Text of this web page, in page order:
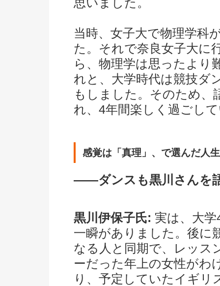
当時、女子大で物理学科
た。それで奈良女子大に
ら、物理学は思ったより
れと、大学時代は競技ダ
もしました。そのため、
れ、4年間楽しく過ごし
感覚は「真理」、で選んだ人
――ダンスも黒川さんを
黒川伊保子氏: 実は、大
一瞬がありました。後に
なる人と同期で、レッス
ーだった年上の女性がわ
り、予定していたイギリ